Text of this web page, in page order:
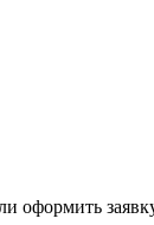
оформить